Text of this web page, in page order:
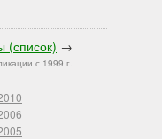
(список) →
с 1999 г.